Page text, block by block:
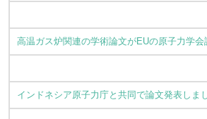
高温ガス炉関連の学術論文がEUの原子力学会
インドネシア原子力庁と共同で論文発表しまし